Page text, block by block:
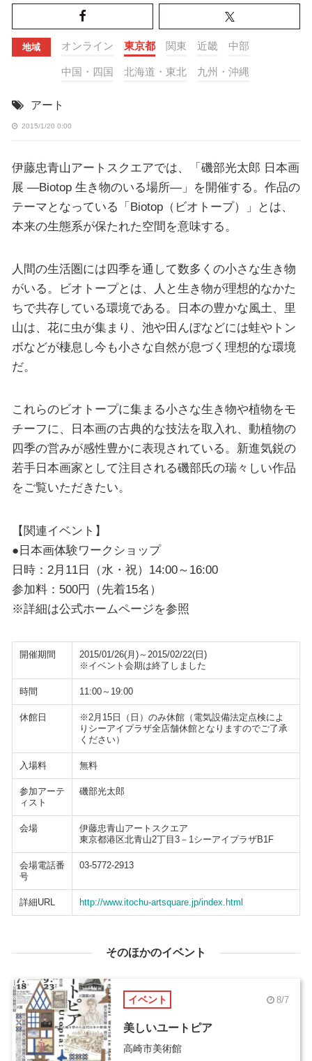
地域 オンライン 東京都 関東 近畿 中部
中国・四国 北海道・東北 九州・沖縄
アート
2015/1/20 0:00
伊藤忠青山アートスクエアでは、「磯部光太郎 日本画
展 ―Biotop 生き物のいる場所―」を開催する。作品の
テーマとなっている「Biotop（ビオトープ）」とは、
本来の生態系が保たれた空間を意味する。
人間の生活圏には四季を通して数多くの小さな生き物
がいる。ビオトープとは、人と生き物が理想的なかた
ちで共存している環境である。日本の豊かな風土、里
山は、花に虫が集まり、池や田んぼなどには蛙やトン
ボなどが棲息し今も小さな自然が息づく理想的な環境
だ。
これらのビオトープに集まる小さな生き物や植物をモ
チーフに、日本画の古典的な技法を取入れ、動植物の
四季の営みが感性豊かに表現されている。新進気鋭の
若手日本画家として注目される磯部氏の瑞々しい作品
をご覧いただきたい。
【関連イベント】
●日本画体験ワークショップ
日時：2月11日（水・祝）14:00～16:00
参加料：500円（先着15名）
※詳細は公式ホームページを参照
開催期間
2015/01/26(月)～2015/02/22(日)
※イベント会期は終了しました
時間 11:00～19:00
休館日
※2月15日（日）のみ休館（電気設備法定点検によ
りシーアイプラザ全店舗休館となりますのでご了承
ください）
入場料 無料
参加アーテ
ィスト
磯部光太郎
会場
伊藤忠青山アートスクエア
東京都港区北青山2丁目3－1シーアイプラザB1F
会場電話番
号
03-5772-2913
詳細URL http://www.itochu-artsquare.jp/index.html
そのほかのイベント
イベント 8/7
美しいユートピア
高崎市美術館